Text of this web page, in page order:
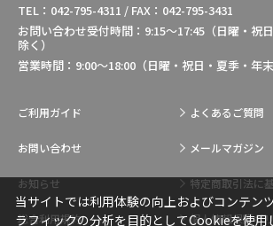
TEL：042-795-4311 / FAX：042-795-3431
お問い合わせ受付時間：9:15～17:45（日曜・祝
除く）
営業時間：9:00～18:00（日曜・祝日・夏季・年末
ご利用ガイド よくあるご質問
お問い合わせ メールマガジン
お知らせ 特定商取引法に
総合利用規約 個人情報保護ポ
当サイトでは利用体験の向上およびコンテン
ラフィックの分析を目的としてCookieを使用